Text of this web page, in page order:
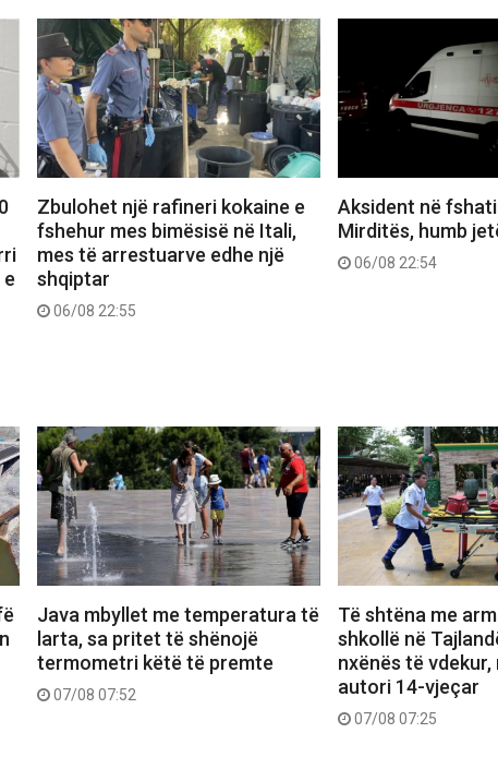
Zbulohet një rafineri kokaine e
fshehur mes bimësisë në Itali,
mes të arrestuarve edhe një
shqiptar
06/08 22:55
Aksident në
Mirditës, humb
06/08 22:54
Java mbyllet me temperatura të
larta, sa pritet të shënojë
termometri këtë të premte
07/08 07:52
Të shtëna me
shkollë në
nxënës të vdekur,
autori 14-vjeçar
07/08 07:25